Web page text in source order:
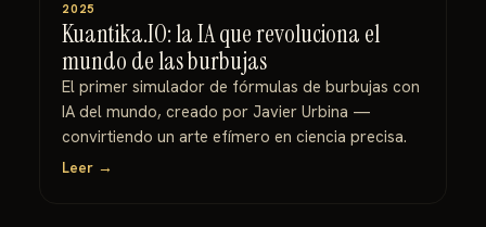
2025
Kuantika.IO: la IA que revoluciona el
mundo de las burbujas
El primer simulador de fórmulas de burbujas con
IA del mundo, creado por Javier Urbina —
convirtiendo un arte efímero en ciencia precisa.
Leer →